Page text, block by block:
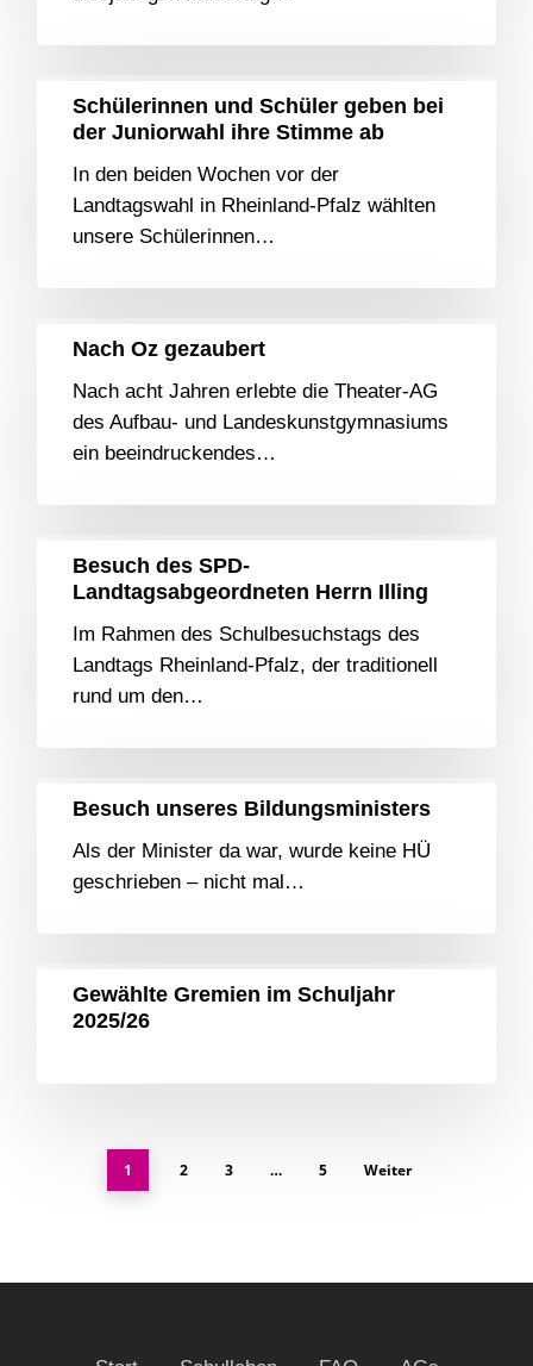
Schülerinnen und Schüler geben bei
der Juniorwahl ihre Stimme ab
In den beiden Wochen vor der
Landtagswahl in Rheinland-Pfalz wählten
unsere Schülerinnen…
Nach Oz gezaubert
Nach acht Jahren erlebte die Theater-AG
des Aufbau- und Landeskunstgymnasiums
ein beeindruckendes…
Besuch des SPD-
Landtagsabgeordneten Herrn Illing
Im Rahmen des Schulbesuchstags des
Landtags Rheinland-Pfalz, der traditionell
rund um den…
Besuch unseres Bildungsministers
Als der Minister da war, wurde keine HÜ
geschrieben – nicht mal…
Gewählte Gremien im Schuljahr
2025/26
1 2 3 … 5 Weiter